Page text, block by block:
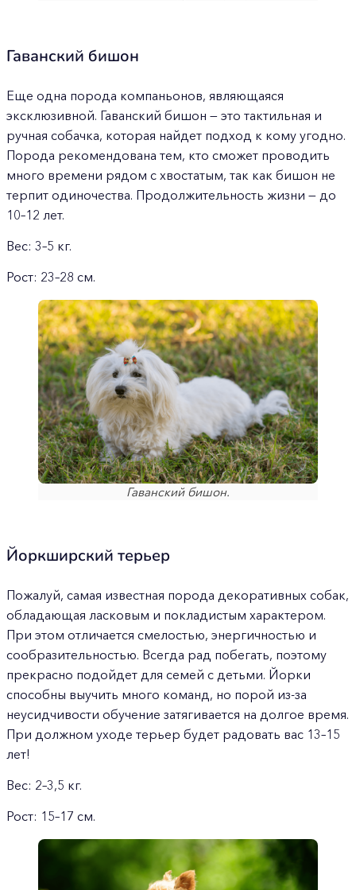
Гаванский бишон
Еще одна порода компаньонов, являющаяся
эксклюзивной. Гаванский бишон — это тактильная и
ручная собачка, которая найдет подход к кому угодно.
Порода рекомендована тем, кто сможет проводить
много времени рядом с хвостатым, так как бишон не
терпит одиночества. Продолжительность жизни — до
10–12 лет.
Вес: 3–5 кг.
Рост: 23–28 см.
Гаванский бишон.
Йоркширский терьер
Пожалуй, самая известная порода декоративных собак,
обладающая ласковым и покладистым характером.
При этом отличается смелостью, энергичностью и
сообразительностью. Всегда рад побегать, поэтому
прекрасно подойдет для семей с детьми. Йорки
способны выучить много команд, но порой из-за
неусидчивости обучение затягивается на долгое время.
При должном уходе терьер будет радовать вас 13–15
лет!
Вес: 2–3,5 кг.
Рост: 15–17 см.